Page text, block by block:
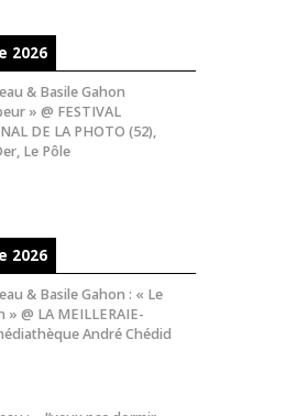
2026
& Basile Gahon
» @ FESTIVAL
DE LA PHOTO (52),
Le Pôle
2026
& Basile Gahon : « Le
» @ LA MEILLERAIE-
André Chédid